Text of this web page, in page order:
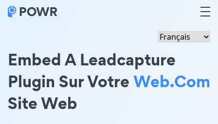
Embed A Leadcapture
Plugin Sur VotreWeb.com
Site Web